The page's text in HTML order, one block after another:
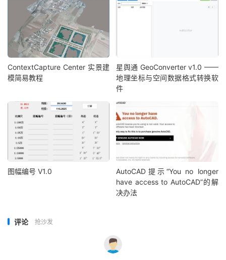
ContextCapture Center 实景建
模简易教程
星舆通 GeoConverter v1.0 ——
地理坐标与空间数据格式转换软
件
图幅编号 V1.0
AutoCAD提示“You no longer
have access to AutoCAD”的解
决办法
评论 抢沙发